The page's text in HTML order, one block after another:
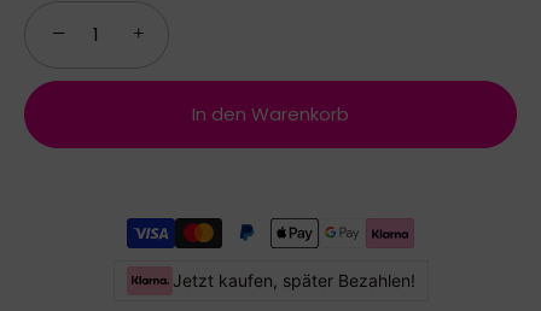
− +
In den Warenkorb
Jetzt kaufen, später Bezahlen!